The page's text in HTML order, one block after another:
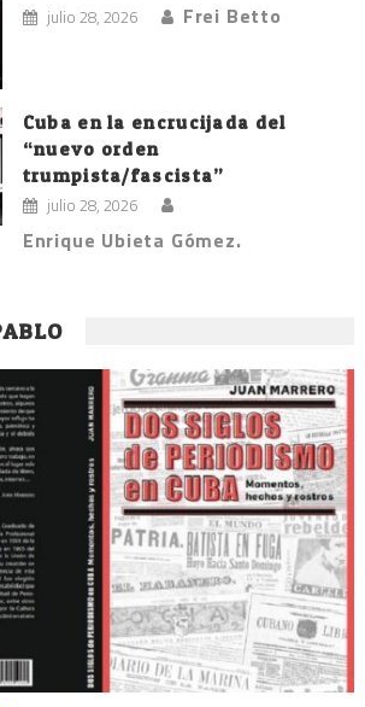
julio 28, 2026 Frei Betto
Cuba en la encrucijada del
“nuevo orden
trumpista/fascista”
julio 28, 2026
Enrique Ubieta Gómez.